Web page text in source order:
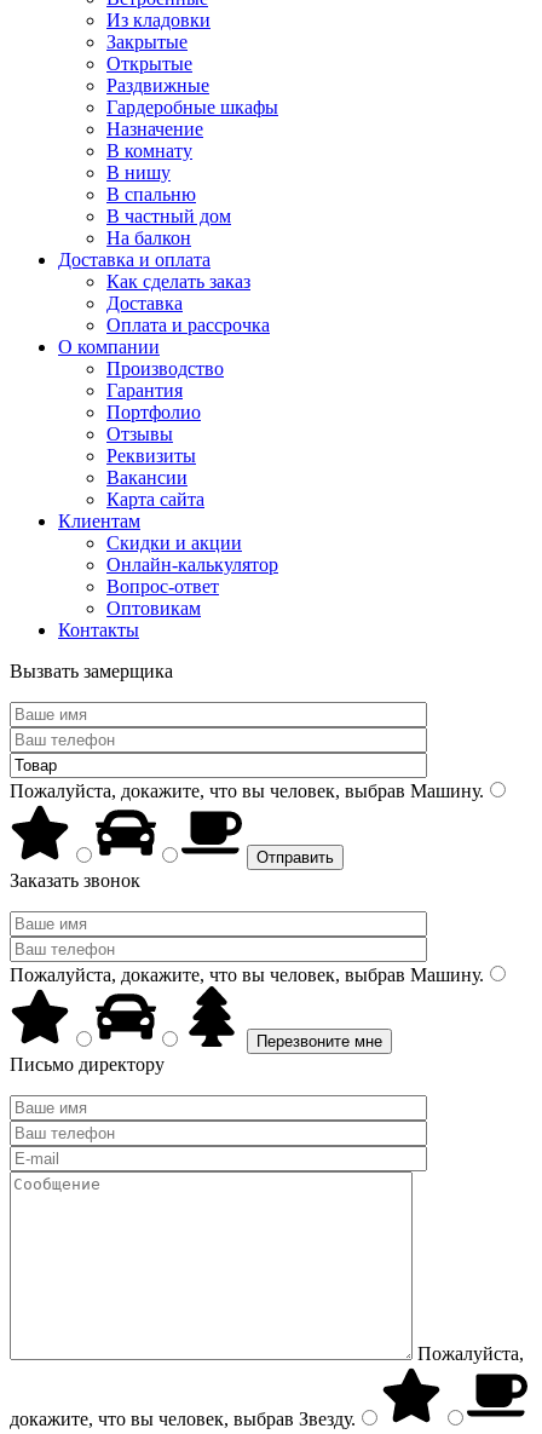
Из кладовки
Закрытые
Открытые
Раздвижные
Гардеробные шкафы
Назначение
В комнату
В нишу
В спальню
В частный дом
На балкон
Доставка и оплата
Как сделать заказ
Доставка
Оплата и рассрочка
О компании
Производство
Гарантия
Портфолио
Отзывы
Реквизиты
Вакансии
Карта сайта
Клиентам
Скидки и акции
Онлайн-калькулятор
Вопрос-ответ
Оптовикам
Контакты
Вызвать замерщика
Пожалуйста, докажите, что вы человек, выбрав Машину.
Заказать звонок
Пожалуйста, докажите, что вы человек, выбрав Машину.
Письмо директору
Пожалуйста,
докажите, что вы человек, выбрав Звезду.